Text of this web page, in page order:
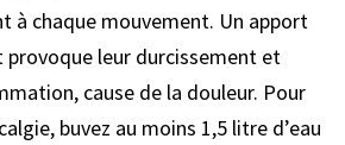
à chaque mouvement. Un apport
provoque leur durcissement et
cause de la douleur. Pour
buvez au moins 1,5 litre d’eau